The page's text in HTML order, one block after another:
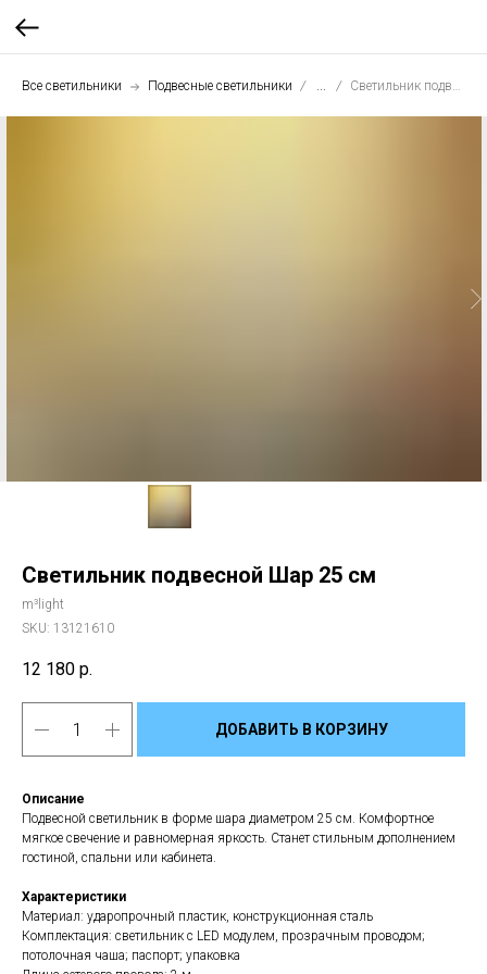
Все светильники Подвесные светильники
Светильник подвесной Шар 25 см
m³light
SKU: 13121610
12 180 р.
ДОБАВИТЬ В КОРЗИНУ
Описание
Подвесной светильник в форме шара диаметром 25 см. Комфортное
мягкое свечение и равномерная яркость. Станет стильным дополнением
гостиной, спальни или кабинета.
Характеристики
Материал: ударопрочный пластик, конструкционная сталь
Комплектация: светильник с LED модулем, прозрачным проводом;
потолочная чаша; паспорт; упаковка